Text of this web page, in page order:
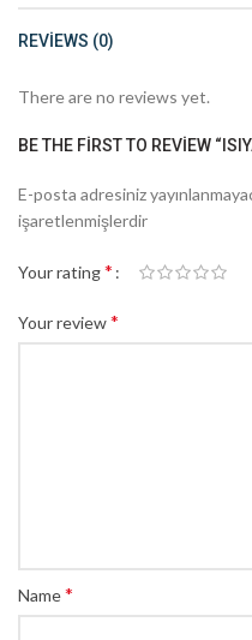
REVIEWS (0)
There are no reviews yet.
BE THE FIRST TO REVIEW
E-posta adresiniz
işaretlenmişlerdir
Your rating*
Your review*
Name*